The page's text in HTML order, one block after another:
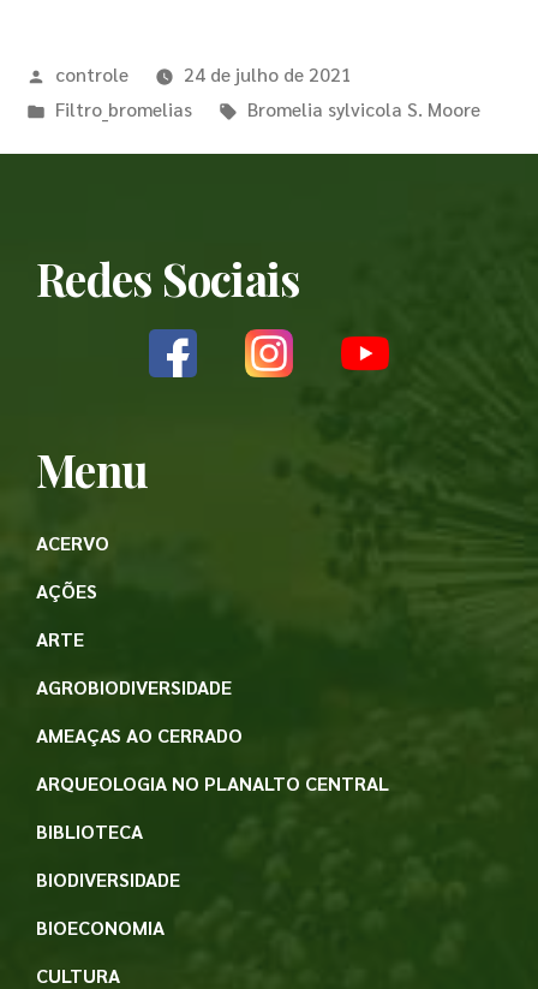
controle
24 de julho de 2021
Filtro_bromelias
Bromelia sylvicola S. Moore
Redes Sociais
Menu
ACERVO
AÇÕES
ARTE
AGROBIODIVERSIDADE
AMEAÇAS AO CERRADO
ARQUEOLOGIA NO PLANALTO CENTRAL
BIBLIOTECA
BIODIVERSIDADE
BIOECONOMIA
CULTURA